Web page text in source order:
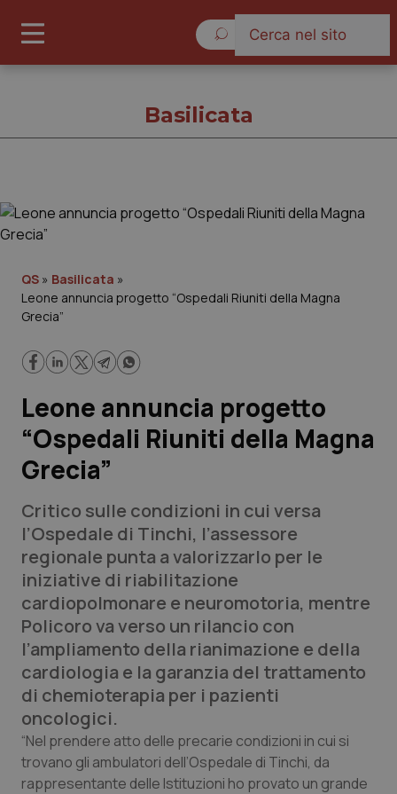
Governo e Parlamento
Regioni e Asl
Lavoro e Professioni
Scienza e Farmaci
Studi e Analisi
Lettere al direttore
Edizioni Regionali
QS Pro
Professionisti Sanitari.AI
Abruzzo
Basilicata
QS Pro Gold
Artrite & artrosi
QS Club Newsletter
Basilicata
QS » Basilicata »
Leone annuncia progetto “Ospedali Riuniti della Magna
Grecia”
Leone annuncia progetto
“Ospedali Riuniti della Magna
Grecia”
Critico sulle condizioni in cui versa
l’Ospedale di Tinchi, l’assessore
regionale punta a valorizzarlo per le
iniziative di riabilitazione
cardiopolmonare e neuromotoria, mentre
Policoro va verso un rilancio con
l’ampliamento della rianimazione e della
cardiologia e la garanzia del trattamento
di chemioterapia per i pazienti
oncologici.
“Nel prendere atto delle precarie condizioni in cui si
trovano gli ambulatori dell’Ospedale di Tinchi, da
rappresentante delle Istituzioni ho provato un grande